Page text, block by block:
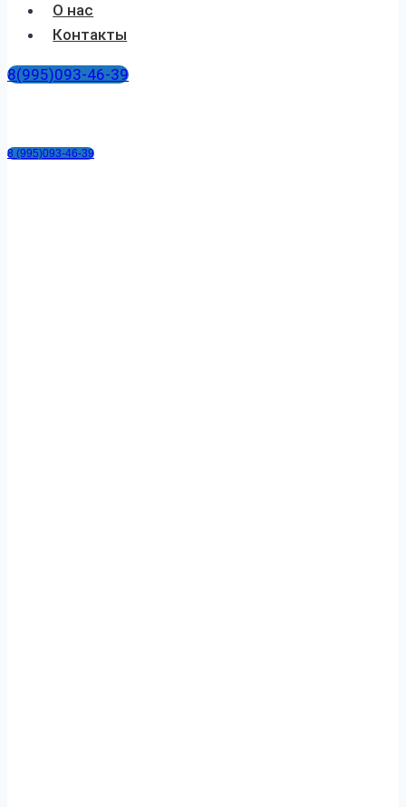
О нас
Контакты
8(995)093-46-39
8 (995)093-46-39